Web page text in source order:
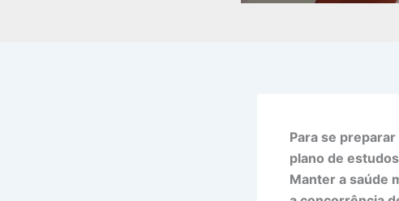
Para se
plano de
Manter a saúde